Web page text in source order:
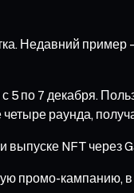
Недавний
по 7 декабря.
четыре раунда,
выпуске NFT через
промо-кампанию,